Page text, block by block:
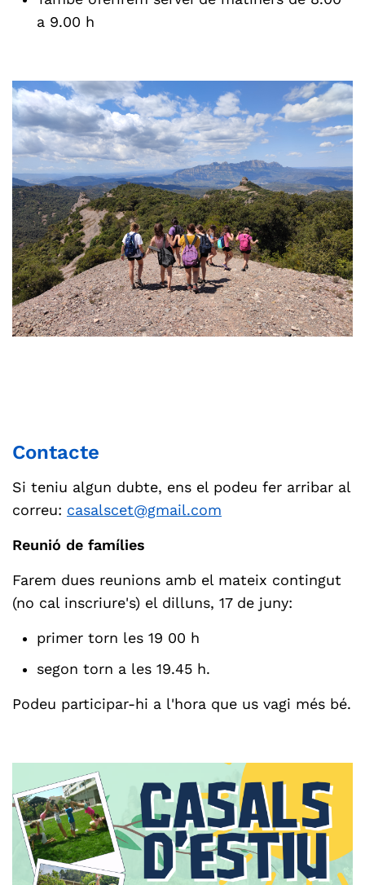
a 9.00 h
Contacte
Si teniu algun dubte, ens el podeu fer arribar al
correu: casalscet@gmail.com
Reunió de famílies
Farem dues reunions amb el mateix contingut
(no cal inscriure's) el dilluns, 17 de juny:
primer torn les 19 00 h
segon torn a les 19.45 h.
Podeu participar-hi a l'hora que us vagi més bé.